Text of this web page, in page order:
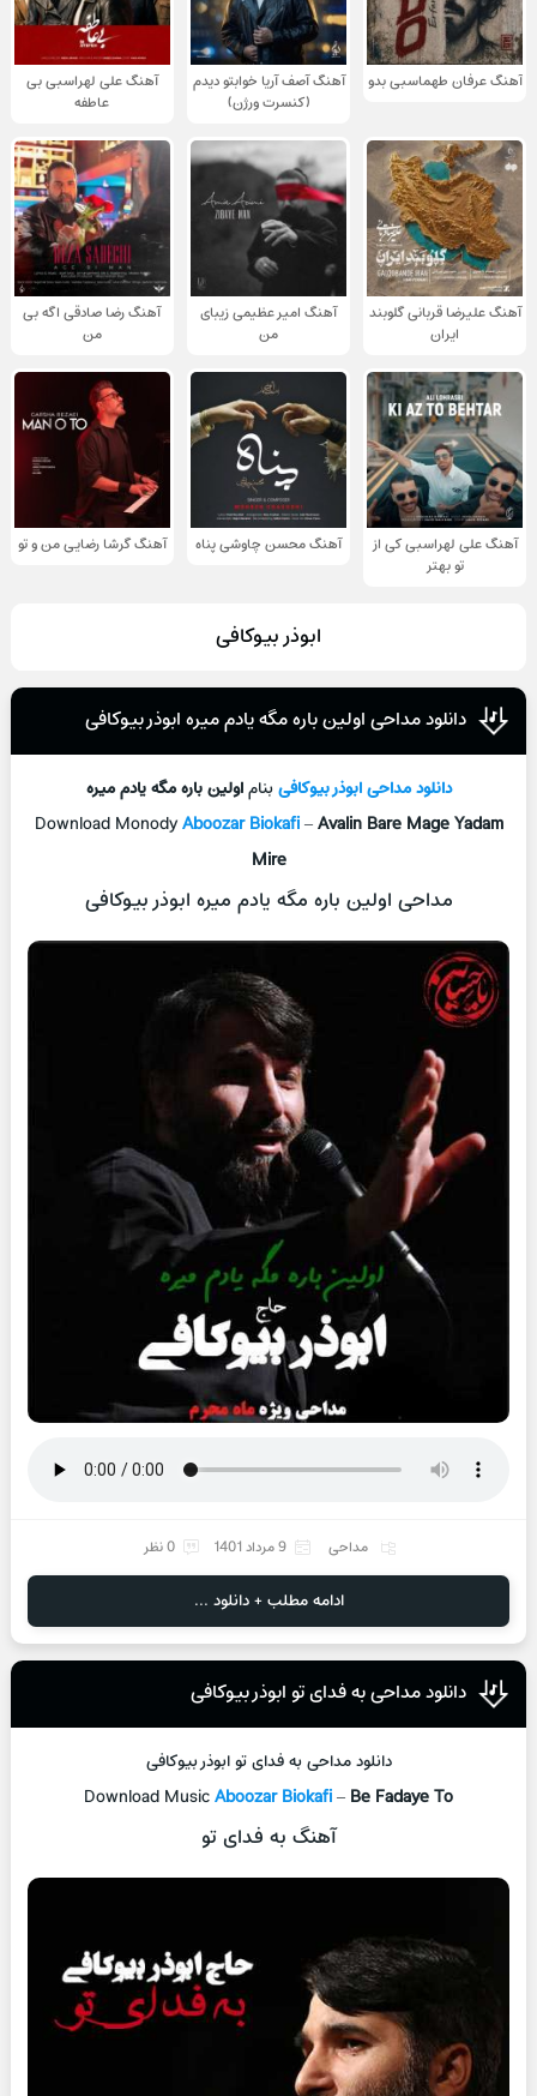
آهنگ عرفان طهماسبی بدو
آهنگ آصف آریا خوابتو دیدم
(کنسرت ورژن)
آهنگ علی لهراسبی بی
عاطفه
آهنگ علیرضا قربانی گلوبند
ایران
آهنگ امیر عظیمی زیبای
من
آهنگ رضا صادقی اگه بی
من
آهنگ علی لهراسبی کی از
تو ‌بهتر
آهنگ محسن چاوشی پناه آهنگ گرشا رضایی من و تو
ابوذر بیوکافی
دانلود مداحی اولین باره مگه یادم میره ابوذر بیوکافی
دانلود مداحیابوذر بیوکافیبناماولین باره مگه یادم میره
Download MonodyAboozar Biokafi–Avalin Bare Mage Yadam
Mire
مداحی اولین باره مگه یادم میره ابوذر بیوکافی
مداحی 9 مرداد 1401 0 نظر
ادامه مطلب + دانلود ...
دانلود مداحی به فدای تو ابوذر بیوکافی
دانلود مداحی به فدای تو ابوذر بیوکافی
Download MusicAboozar Biokafi– Be Fadaye To
آهنگ به فدای تو